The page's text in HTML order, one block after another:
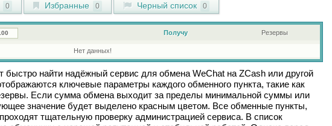
0 Избранные 0 Черный список 0
Получу Резервы
Нет данных!
быстро найти надёжный сервис для обмена WeChatна ZCashили другой
ключевые параметры каждого обменного пункта, такие как
Если сумма обмена выходит за пределы минимальной суммы или
значение будет выделено красным цветом. Все обменные пункты,
тщательную проверку администрацией сервиса. В список